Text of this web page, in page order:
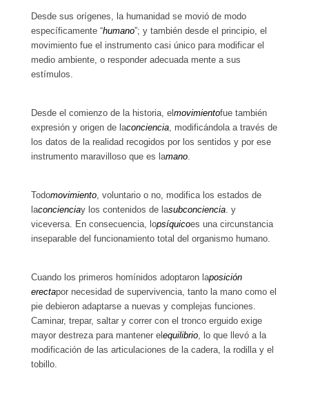
Desde sus orígenes, la humanidad se movió de modo
específicamente “humano”; y también desde el principio, el
movimiento fue el instrumento casi único para modificar el
medio ambiente, o responder adecuada mente a sus
estímulos.
Desde el comienzo de la historia, el movimientofue también
expresión y origen de laconciencia, modificándola a través de
los datos de la realidad recogidos por los sentidos y por ese
instrumento maravilloso que es lamano.
Todomovimiento, voluntario o no, modifica los estados de
laconcienciay los contenidos de lasubconciencia. y
viceversa. En consecuencia, lopsíquicoes una circunstancia
inseparable del funcionamiento total del organismo humano.
Cuando los primeros homínidos adoptaron laposición
erectapor necesidad de supervivencia, tanto la mano como el
pie debieron adaptarse a nuevas y complejas funciones.
Caminar, trepar, saltar y correr con el tronco erguido exige
mayor destreza para mantener el equilibrio, lo que llevó a la
modificación de las articulaciones de la cadera, la rodilla y el
tobillo.